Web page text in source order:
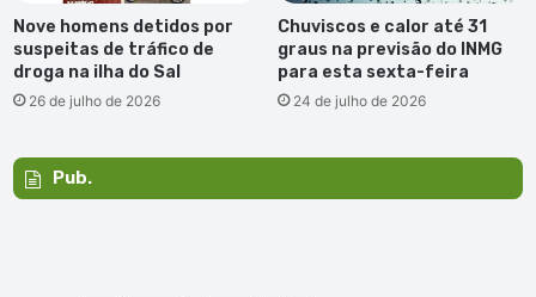
Nove homens detidos por
suspeitas de tráfico de
droga na ilha do Sal
26 de julho de 2026
Chuviscos e calor até 31
graus na previsão do INMG
para esta sexta-feira
24 de julho de 2026
Pub.